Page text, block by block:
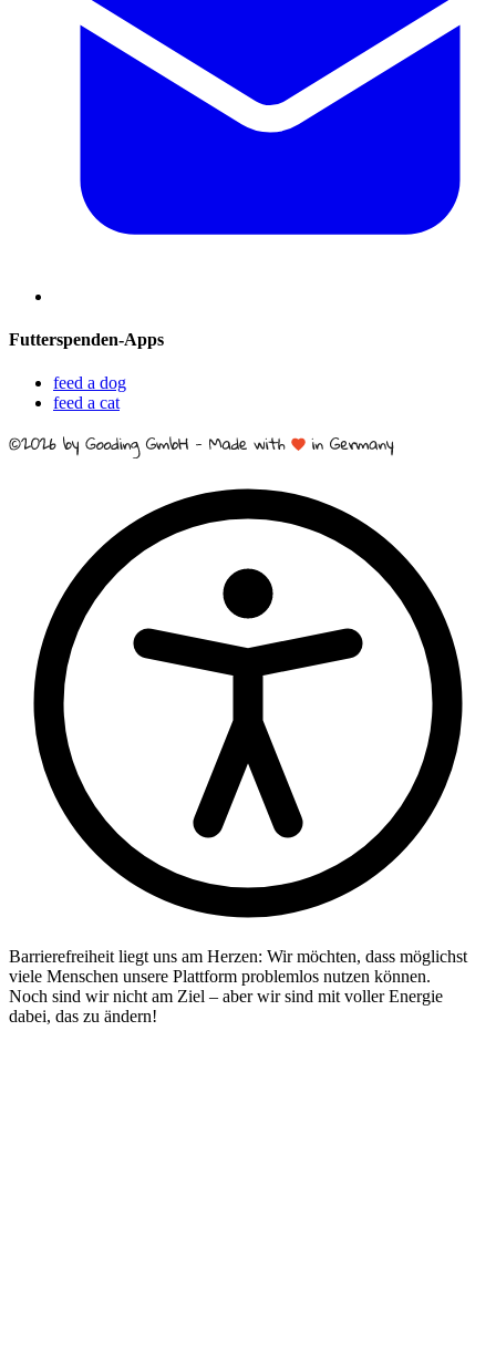
Futterspenden-Apps
feed a dog
feed a cat
Barrierefreiheit liegt uns am Herzen: Wir möchten, dass möglichst
viele Menschen unsere Plattform problemlos nutzen können.
Noch sind wir nicht am Ziel – aber wir sind mit voller Energie
dabei, das zu ändern!